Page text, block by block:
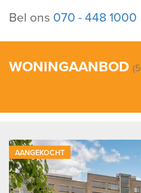
Bel ons 070 - 448 1000
WONINGAANBOD (5
Geen maximum
Oppervlakte
AANGEKOCHT